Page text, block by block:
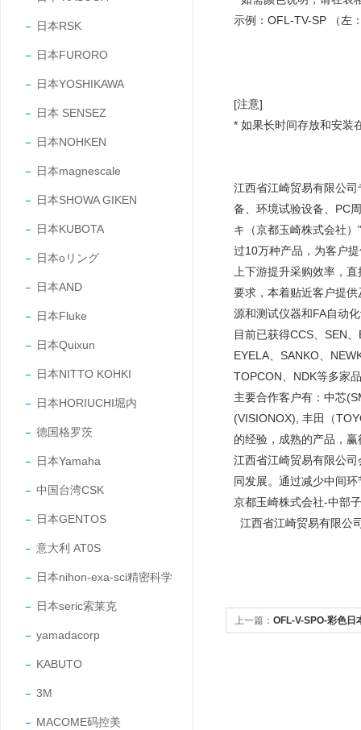
日本RSK
日本FURORO
日本YOSHIKAWA
日本 SENSEZ
日本NOHKEN
日本magnescale
日本SHOWA GIKEN
日本KUBOTA
日本oリング
日本AND
日本Fluke
日本Quixun
日本NITTO KOHKI
日本HORIUCHI堀内
德国格罗茨
日本Yamaha
中国台湾CSK
日本GENTOS
意大利 AT0S
日本nihon-exa-sci精密科学
日本seric索莱克
yamadacorp
KABUTO
3M
MACOME码控美
示例：OFL-TV-SP （左
[注意]
* 如果长时间存放和安装
江西省江崎贸易有限公
备、环境试验设备、PC
キ（京都玉崎株式会社
过10万种产品，为客户
上下游提升采购效率，
要求，本着贴近客户提
源和测试仪器和FA自动
目前已获得CCS、SEN
EYELA、SANKO、
TOPCON、NDK等多家
主要合作客户有：中芯
(VISIONOX), 丰田（
的经验，成熟的产品，
江西省江崎贸易有限公
同发展。通过减少中间
京都玉崎株式会社-中部
江西省江崎贸易有限公
上一篇： OFL-V-SPO-彩色日